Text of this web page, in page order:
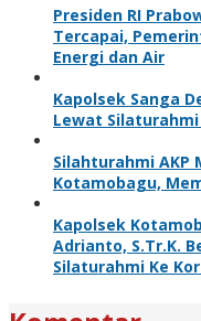
Presiden RI
Tercapai,
Energi dan Air
Kapolsek Sanga
Lewat
Silahturahmi AKP
Kotamobagu,
Kapolsek
Adrianto, S.Tr.K.
Silaturahmi Ke